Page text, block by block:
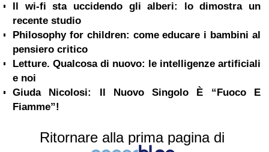
Il wi-fi sta uccidendo gli alberi: lo dimostra un
recente studio
Philosophy for children: come educare i bambini al
pensiero critico
Letture. Qualcosa di nuovo: le intelligenze artificiali
e noi
Giuda Nicolosi: Il Nuovo Singolo È “Fuoco E
Fiamme”!
Ritornare alla prima pagina di